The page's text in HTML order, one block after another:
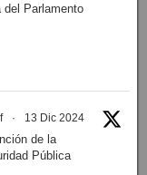
del Parlamento
· 13 Dic 2024
de la
Pública